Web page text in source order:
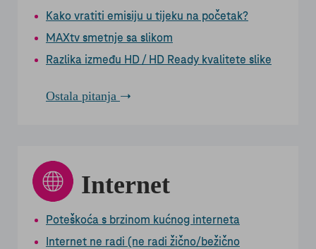
Kako vratiti emisiju u tijeku na početak?
MAXtv smetnje sa slikom
Razlika između HD / HD Ready kvalitete slike
Ostala pitanja
Internet
Poteškoća s brzinom kućnog interneta
Internet ne radi (ne radi žično/bežično